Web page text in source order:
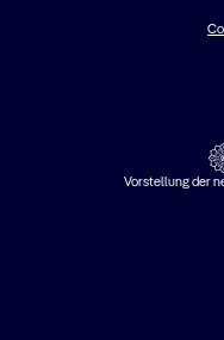
Vorstellung der